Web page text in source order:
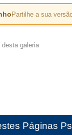
Partilhe a sua
galeria
Páginas